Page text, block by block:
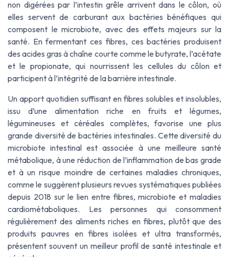
non digérées par l’intestin grêle arrivent dans le côlon, où
elles servent de carburant aux bactéries bénéfiques qui
composent le microbiote, avec des effets majeurs sur la
santé. En fermentant ces fibres, ces bactéries produisent
des acides gras à chaîne courte comme le butyrate, l’acétate
et le propionate, qui nourrissent les cellules du côlon et
participent à l’intégrité de la barrière intestinale.
Un apport quotidien suffisant en fibres solubles et insolubles,
issu d’une alimentation riche en fruits et légumes,
légumineuses et céréales complètes, favorise une plus
grande diversité de bactéries intestinales. Cette diversité du
microbiote intestinal est associée à une meilleure santé
métabolique, à une réduction de l’inflammation de bas grade
et à un risque moindre de certaines maladies chroniques,
comme le suggèrent plusieurs revues systématiques publiées
depuis 2018 sur le lien entre fibres, microbiote et maladies
cardiométaboliques. Les personnes qui consomment
régulièrement des aliments riches en fibres, plutôt que des
produits pauvres en fibres isolées et ultra transformés,
présentent souvent un meilleur profil de santé intestinale et